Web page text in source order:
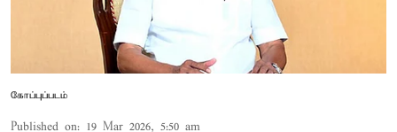
கோப்புப்படம்
Published on: 19 Mar 2026, 5:50 am